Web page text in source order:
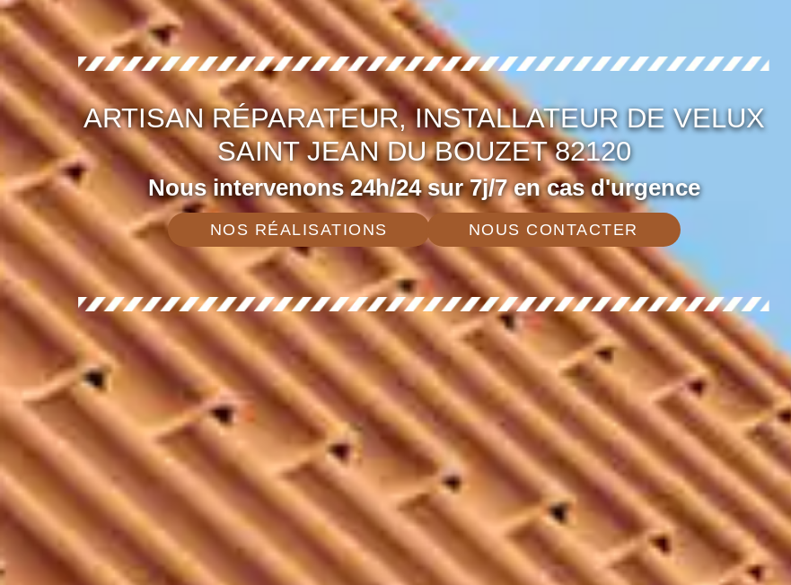
ARTISAN RÉPARATEUR, INSTALLATEUR DE VELUX
SAINT JEAN DU BOUZET 82120
Nous intervenons 24h/24 sur 7j/7 en cas d'urgence
NOS RÉALISATIONS NOUS CONTACTER